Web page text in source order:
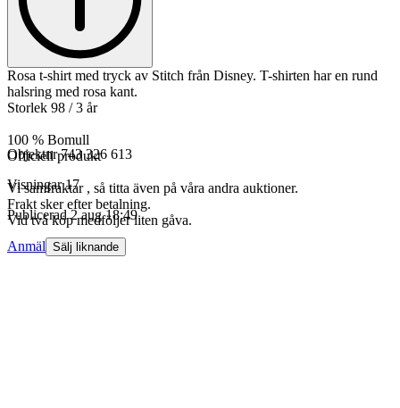
Rosa t-shirt med tryck av Stitch från Disney. T-shirten har en rund
halsring med rosa kant.
Storlek 98 / 3 år
100 % Bomull
Officiell produkt
Vi samfraktar , så titta även på våra andra auktioner.
Frakt sker efter betalning.
Vid två köp medföljer liten gåva.
Objektnr 743 326 613
Visningar 17
Publicerad 2 aug 18:49
Anmäl Sälj liknande